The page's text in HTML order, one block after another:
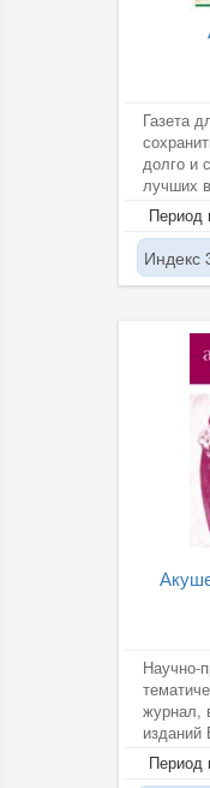
Газета
долго и
лучших
и...
Период
Индекс
Научно-
журнал,
и
Период